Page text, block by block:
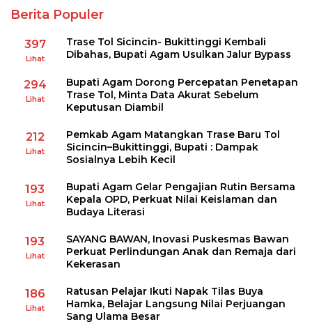
Berita Populer
397
Lihat
Trase Tol Sicincin- Bukittinggi Kembali
Dibahas, Bupati Agam Usulkan Jalur Bypass
294
Lihat
Bupati Agam Dorong Percepatan Penetapan
Trase Tol, Minta Data Akurat Sebelum
Keputusan Diambil
212
Lihat
Pemkab Agam Matangkan Trase Baru Tol
Sicincin–Bukittinggi, Bupati : Dampak
Sosialnya Lebih Kecil
193
Lihat
Bupati Agam Gelar Pengajian Rutin Bersama
Kepala OPD, Perkuat Nilai Keislaman dan
Budaya Literasi
193
Lihat
SAYANG BAWAN, Inovasi Puskesmas Bawan
Perkuat Perlindungan Anak dan Remaja dari
Kekerasan
186
Lihat
Ratusan Pelajar Ikuti Napak Tilas Buya
Hamka, Belajar Langsung Nilai Perjuangan
Sang Ulama Besar